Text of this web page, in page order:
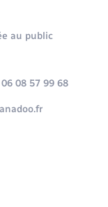
au public
08 57 99 68